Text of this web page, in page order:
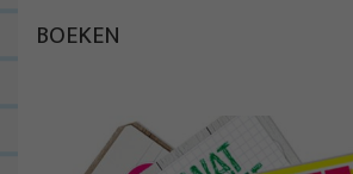
BOEKEN